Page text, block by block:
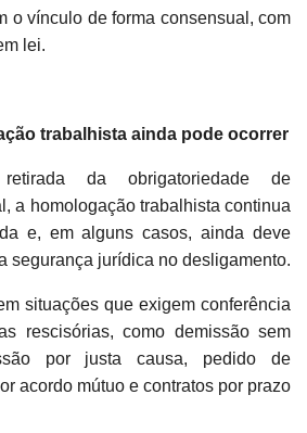
o vínculo de forma consensual, com
lei.
trabalhista ainda pode ocorrer
da obrigatoriedade de
a homologação trabalhista continua
e, em alguns casos, ainda deve
segurança jurídica no desligamento.
situações que exigem conferência
rescisórias, como demissão sem
por justa causa, pedido de
acordo mútuo e contratos por prazo